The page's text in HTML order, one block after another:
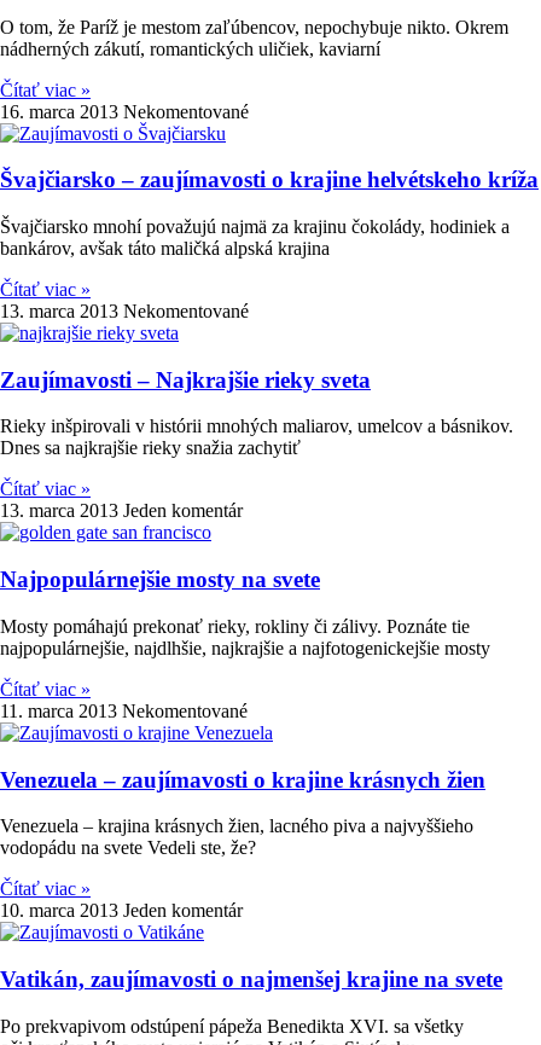
O tom, že Paríž je mestom zaľúbencov, nepochybuje nikto. Okrem
nádherných zákutí, romantických uličiek, kaviarní
Čítať viac »
16. marca 2013 Nekomentované
Švajčiarsko – zaujímavosti o krajine helvétskeho kríža
Švajčiarsko mnohí považujú najmä za krajinu čokolády, hodiniek a
bankárov, avšak táto maličká alpská krajina
Čítať viac »
13. marca 2013 Nekomentované
Zaujímavosti – Najkrajšie rieky sveta
Rieky inšpirovali v histórii mnohých maliarov, umelcov a básnikov.
Dnes sa najkrajšie rieky snažia zachytiť
Čítať viac »
13. marca 2013 Jeden komentár
Najpopulárnejšie mosty na svete
Mosty pomáhajú prekonať rieky, rokliny či zálivy. Poznáte tie
najpopulárnejšie, najdlhšie, najkrajšie a najfotogenickejšie mosty
Čítať viac »
11. marca 2013 Nekomentované
Venezuela – zaujímavosti o krajine krásnych žien
Venezuela – krajina krásnych žien, lacného piva a najvyššieho
vodopádu na svete Vedeli ste, že?
Čítať viac »
10. marca 2013 Jeden komentár
Vatikán, zaujímavosti o najmenšej krajine na svete
Po prekvapivom odstúpení pápeža Benedikta XVI. sa všetky